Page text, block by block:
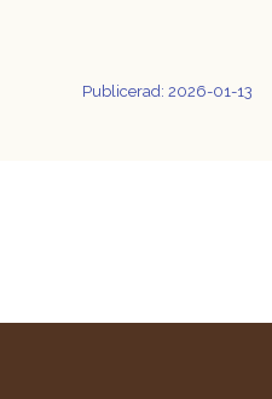
Publicerad: 2026-01-13